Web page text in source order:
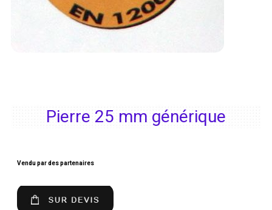
Pierre 25 mm générique
Vendu par des partenaires